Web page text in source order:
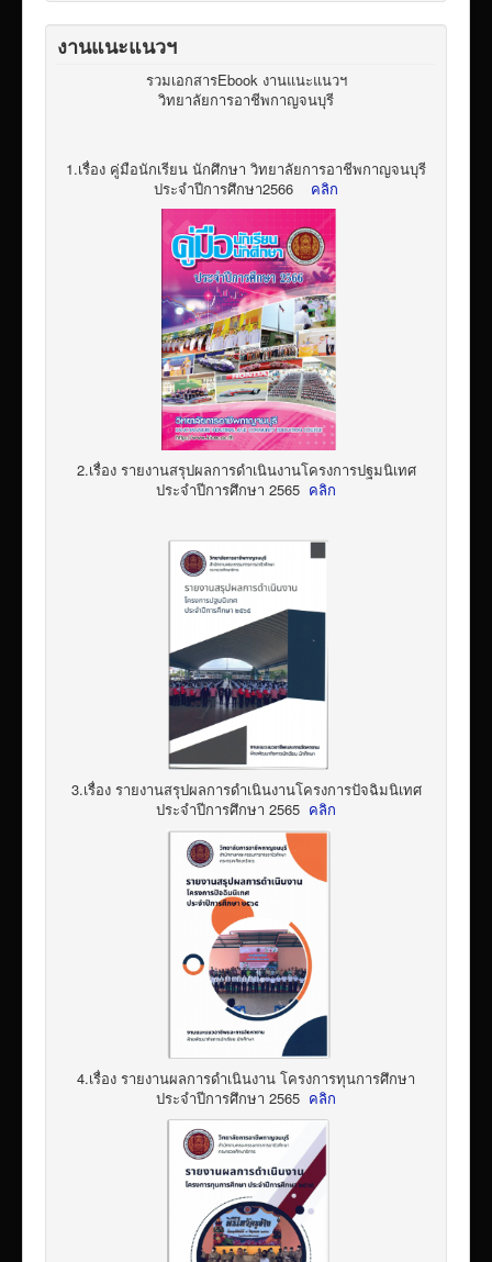
งานแนะแนวฯ
รวมเอกสารEbook งานแนะแนวฯ
วิทยาลัยการอาชีพกาญจนบุรี
1.เรื่อง คู่มือนักเรียน นักศึกษา วิทยาลัยการอาชีพกาญจนบุรี
ประจำปีการศึกษา2566
คลิก
2.เรื่อง รายงานสรุปผลการดำเนินงานโครงการปฐมนิเทศ
ประจำปีการศึกษา 2565 คลิก
3.เรื่อง รายงานสรุปผลการดำเนินงานโครงการปัจฉิมนิเทศ
ประจำปีการศึกษา 2565 คลิก
4.เรื่อง รายงานผลการดำเนินงาน โครงการทุนการศึกษา
ประจำปีการศึกษา 2565 คลิก